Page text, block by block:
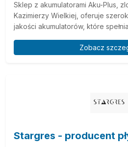
Sklep z akumulatorami Aku-Plus,
Kazimierzy Wielkiej, oferuje
jakości akumulatorów, które
Zobacz
Stargres - producent